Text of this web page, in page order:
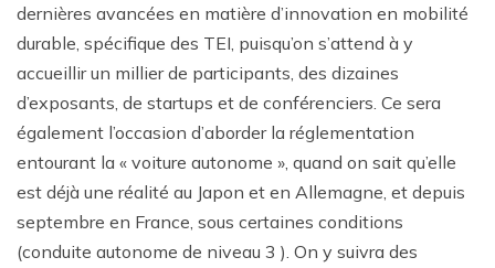
dernières avancées en matière d’innovation en mobilité
durable, spécifique des TEI, puisqu’on s’attend à y
accueillir un millier de participants, des dizaines
d’exposants, de startups et de conférenciers. Ce sera
également l’occasion d’aborder la réglementation
entourant la « voiture autonome », quand on sait qu’elle
est déjà une réalité au Japon et en Allemagne, et depuis
septembre en France, sous certaines conditions
(conduite autonome de niveau 3 ). On y suivra des